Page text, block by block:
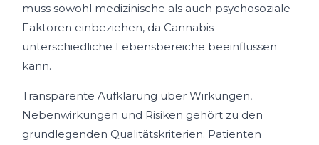
muss sowohl medizinische als auch psychosoziale
Faktoren einbeziehen, da Cannabis
unterschiedliche Lebensbereiche beeinflussen
kann.
Transparente Aufklärung über Wirkungen,
Nebenwirkungen und Risiken gehört zu den
grundlegenden Qualitätskriterien. Patienten